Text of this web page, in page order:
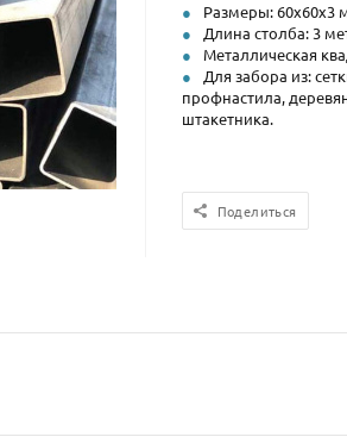
Размеры: 60х60х3
Длина столба: 3
Металлическая
Для забора из:
профнастила,
штакетника.
Поделиться